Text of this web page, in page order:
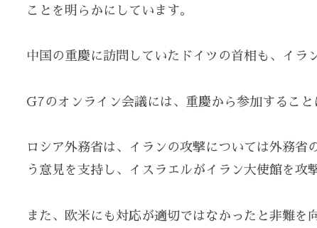
ことを明らかにしています。
中国の重慶に訪問していたドイツの首相も、イラ
G7のオンライン会議には、重慶から参加すること
ロシア外務省は、イランの攻撃については外務
う意見を支持し、イスラエルがイラン大使館を攻
また、欧米にも対応が適切ではなかったと非難を